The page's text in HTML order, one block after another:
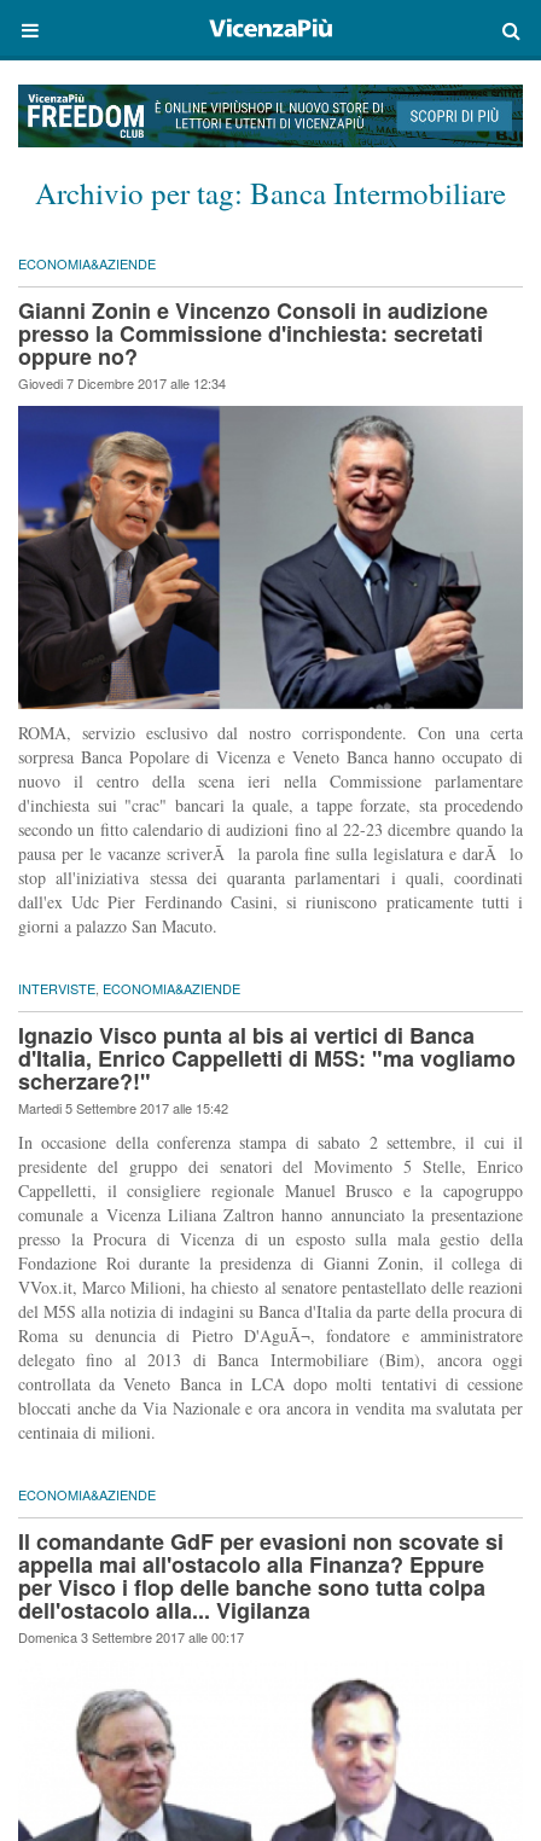
Archivio per tag: Banca Intermobiliare
ECONOMIA&AZIENDE
Gianni Zonin e Vincenzo Consoli in audizione
presso la Commissione d'inchiesta: secretati
oppure no?
Giovedi 7 Dicembre 2017 alle 12:34
ROMA, servizio esclusivo dal nostro corrispondente. Con una certa
sorpresa Banca Popolare di Vicenza e Veneto Banca hanno occupato di
nuovo il centro della scena ieri nella Commissione parlamentare
d'inchiesta sui "crac" bancari la quale, a tappe forzate, sta procedendo
secondo un fitto calendario di audizioni fino al 22-23 dicembre quando la
pausa per le vacanze scriverÃ la parola fine sulla legislatura e darÃ lo
stop all'iniziativa stessa dei quaranta parlamentari i quali, coordinati
dall'ex Udc Pier Ferdinando Casini, si riuniscono praticamente tutti i
giorni a palazzo San Macuto.
INTERVISTE ECONOMIA&AZIENDE
Ignazio Visco punta al bis ai vertici di Banca
d'Italia, Enrico Cappelletti di M5S: "ma vogliamo
scherzare?!"
Martedi 5 Settembre 2017 alle 15:42
In occasione della conferenza stampa di sabato 2 settembre, il cui il
presidente del gruppo dei senatori del Movimento 5 Stelle, Enrico
Cappelletti, il consigliere regionale Manuel Brusco e la capogruppo
comunale a Vicenza Liliana Zaltron hanno annunciato la presentazione
presso la Procura di Vicenza di un esposto sulla mala gestio della
Fondazione Roi durante la presidenza di Gianni Zonin, il collega di
VVox.it, Marco Milioni, ha chiesto al senatore pentastellato delle reazioni
del M5S alla notizia di indagini su Banca d'Italia da parte della procura di
Roma su denuncia di Pietro D'AguÃ¬, fondatore e amministratore
delegato fino al 2013 di Banca Intermobiliare (Bim), ancora oggi
controllata da Veneto Banca in LCA dopo molti tentativi di cessione
bloccati anche da Via Nazionale e ora ancora in vendita ma svalutata per
centinaia di milioni.
ECONOMIA&AZIENDE
Il comandante GdF per evasioni non scovate si
appella mai all'ostacolo alla Finanza? Eppure
per Visco i flop delle banche sono tutta colpa
dell'ostacolo alla... Vigilanza
Domenica 3 Settembre 2017 alle 00:17